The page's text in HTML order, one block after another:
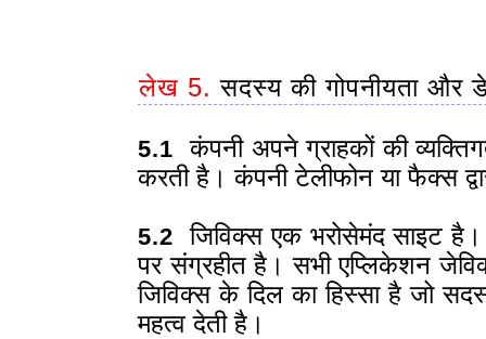
लेख 5. सदस्य की गोपनीयता और
5.1 कंपनी अपने ग्राहकों की
करती है। कंपनी टेलीफोन या फैक्स
5.2 जिविक्स एक भरोसेमंद साइट है।
पर संग्रहीत है। सभी एप्लिकेशन
जिविक्स के दिल का हिस्सा है जो
महत्व देती है।